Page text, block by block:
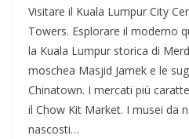
Visitare il Kuala Lumpur City
Towers. Esplorare il moderno
la Kuala Lumpur storica di
moschea Masjid Jamek e le
Chinatown. I mercati più
il Chow Kit Market. I musei da
nascosti…